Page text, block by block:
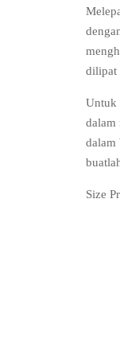
dilipat
Untuk
dalam
dalam
Size